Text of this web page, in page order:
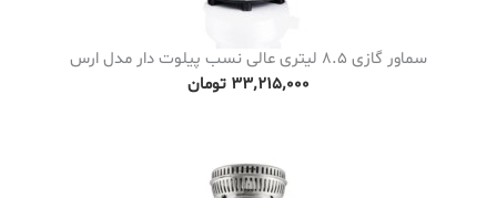
سماور گازی 8.5 لیتری عالی نسب پیلوت دار مدل ارس
۳۳٬۲۱۵٬۰۰۰ تومان